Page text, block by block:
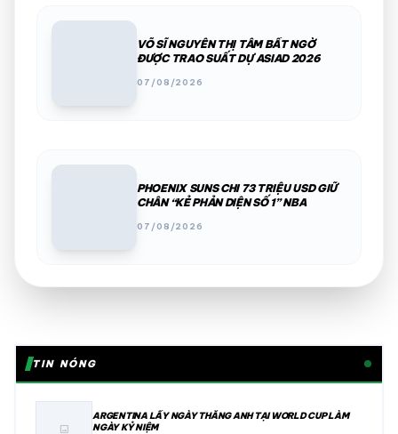
VÕ SĨ NGUYỄN THỊ TÂM BẤT NGỜ
ĐƯỢC TRAO SUẤT DỰ ASIAD 2026
07/08/2026
PHOENIX SUNS CHI 73 TRIỆU USD GIỮ
CHÂN “KẺ PHẢN DIỆN SỐ 1” NBA
07/08/2026
TIN NÓNG
image
ARGENTINA LẤY NGÀY THẮNG ANH TẠI WORLD CUP LÀM
NGÀY KỶ NIỆM